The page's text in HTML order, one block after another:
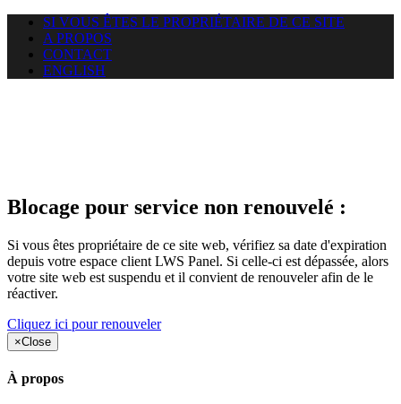
SI VOUS ÊTES LE PROPRIÉTAIRE DE CE SITE
A PROPOS
CONTACT
ENGLISH
Blocage pour service non renouvelé :
Si vous êtes propriétaire de ce site web, vérifiez sa date d'expiration
depuis votre espace client LWS Panel. Si celle-ci est dépassée, alors
votre site web est suspendu et il convient de renouveler afin de le
réactiver.
Cliquez ici pour renouveler
×Close
À propos